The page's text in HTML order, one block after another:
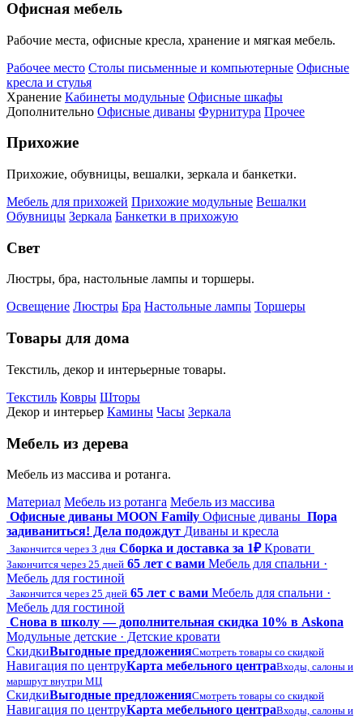
Офисная мебель
Рабочие места, офисные кресла, хранение и мягкая мебель.
Рабочее место Столы письменные и компьютерные Офисные
кресла и стулья
Хранение Кабинеты модульные Офисные шкафы
Дополнительно Офисные диваны Фурнитура Прочее
Прихожие
Прихожие, обувницы, вешалки, зеркала и банкетки.
Мебель для прихожей Прихожие модульные Вешалки
Обувницы Зеркала Банкетки в прихожую
Свет
Люстры, бра, настольные лампы и торшеры.
Освещение Люстры Бра Настольные лампы Торшеры
Товары для дома
Текстиль, декор и интерьерные товары.
Текстиль Ковры Шторы
Декор и интерьер Камины Часы Зеркала
Мебель из дерева
Мебель из массива и ротанга.
Материал Мебель из ротанга Мебель из массива
Офисные диваны MOON Family Офисные диваны Пора
задиваниться! Дела подождут Диваны и кресла
Закончится через 3 дня Сборка и доставка за 1₽ Кровати
Закончится через 25 дней 65 лет с вами Мебель для спальни ·
Мебель для гостиной
Закончится через 25 дней 65 лет с вами Мебель для спальни ·
Мебель для гостиной
Снова в школу — дополнительная скидка 10% в Askona
Модульные детские · Детские кровати
СкидкиВыгодные предложенияСмотреть товары со скидкой
Навигация по центруКарта мебельного центраВходы, салоны и
маршрут внутри МЦ
СкидкиВыгодные предложенияСмотреть товары со скидкой
Навигация по центруКарта мебельного центраВходы, салоны и